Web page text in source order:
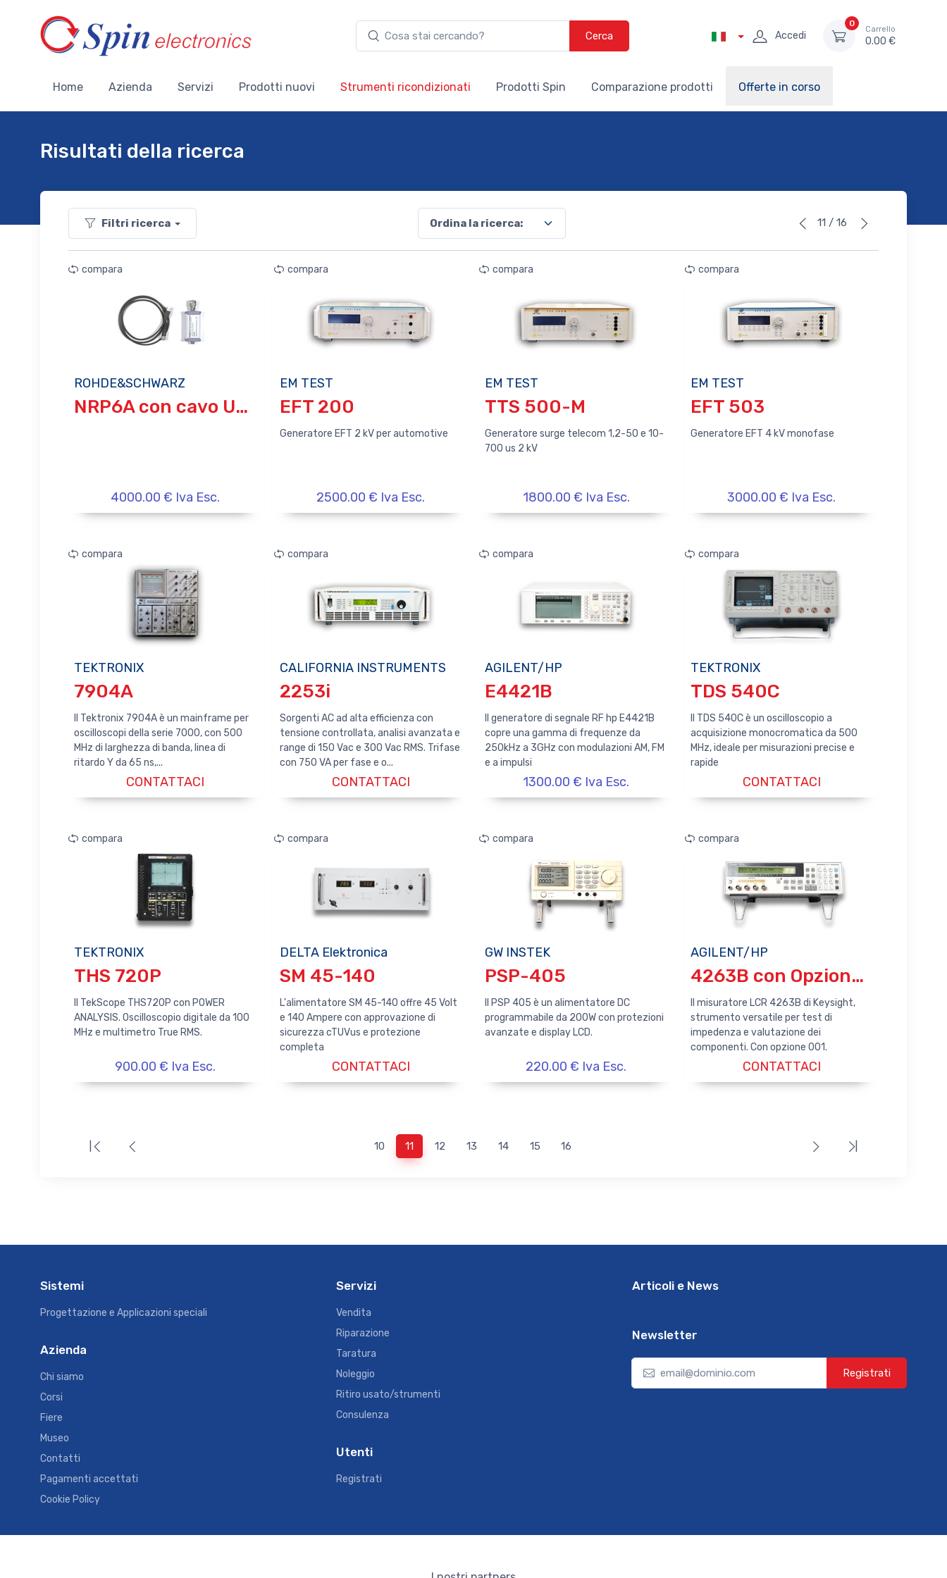
Cerca Accedi
0
Carrello
0.00 €
Home Azienda Servizi Prodotti nuovi Strumenti ricondizionati Prodotti Spin Comparazione prodotti Offerte in corso
Risultati della ricerca
Filtri ricerca 11 / 16
compara
ROHDE&SCHWARZ
NRP6A con cavo USB
4000.00 € Iva Esc.
compara
EM TEST
EFT 200
Generatore EFT 2 kV per automotive
2500.00 € Iva Esc.
compara
EM TEST
TTS 500-M
Generatore surge telecom 1,2-50 e 10-
700 us 2 kV
1800.00 € Iva Esc.
compara
EM TEST
EFT 503
Generatore EFT 4 kV monofase
3000.00 € Iva Esc.
compara
TEKTRONIX
7904A
Il Tektronix 7904A è un mainframe per
oscilloscopi della serie 7000, con 500
MHz di larghezza di banda, linea di
ritardo Y da 65 ns,...
CONTATTACI
compara
CALIFORNIA INSTRUMENTS
2253i
Sorgenti AC ad alta efficienza con
tensione controllata, analisi avanzata e
range di 150 Vac e 300 Vac RMS. Trifase
con 750 VA per fase e o...
CONTATTACI
compara
AGILENT/HP
E4421B
Il generatore di segnale RF hp E4421B
copre una gamma di frequenze da
250kHz a 3GHz con modulazioni AM, FM
e a impulsi
1300.00 € Iva Esc.
compara
TEKTRONIX
TDS 540C
Il TDS 540C è un oscilloscopio a
acquisizione monocromatica da 500
MHz, ideale per misurazioni precise e
rapide
CONTATTACI
compara
TEKTRONIX
THS 720P
Il TekScope THS720P con POWER
ANALYSIS. Oscilloscopio digitale da 100
MHz e multimetro True RMS.
900.00 € Iva Esc.
compara
DELTA Elektronica
SM 45-140
L'alimentatore SM 45-140 offre 45 Volt
e 140 Ampere con approvazione di
sicurezza cTUVus e protezione
completa
CONTATTACI
compara
GW INSTEK
PSP-405
Il PSP 405 è un alimentatore DC
programmabile da 200W con protezioni
avanzate e display LCD.
220.00 € Iva Esc.
compara
AGILENT/HP
4263B con Opzione 001
Il misuratore LCR 4263B di Keysight,
strumento versatile per test di
impedenza e valutazione dei
componenti. Con opzione 001.
CONTATTACI
10 11 12 13 14 15 16 |
Sistemi
Progettazione e Applicazioni speciali
Azienda
Chi siamo
Corsi
Fiere
Museo
Contatti
Pagamenti accettati
Cookie Policy
Servizi
Vendita
Riparazione
Taratura
Noleggio
Ritiro usato/strumenti
Consulenza
Utenti
Registrati
Articoli e News
Newsletter
Registrati